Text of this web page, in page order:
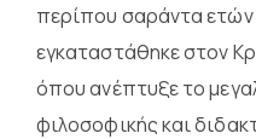
περίπου σαράντα ετών
εγκαταστάθηκε στον
όπου ανέπτυξε το
φιλοσοφικής και